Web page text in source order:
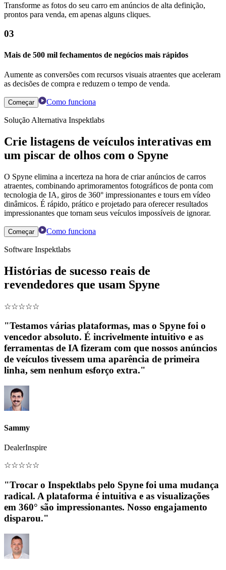
Transforme as fotos do seu carro em anúncios de alta definição,
prontos para venda, em apenas alguns cliques.
03
Mais de 500 mil fechamentos de negócios mais rápidos
Aumente as conversões com recursos visuais atraentes que aceleram
as decisões de compra e reduzem o tempo de venda.
Começar Como funciona
Solução Alternativa Inspektlabs
Crie listagens de veículos interativas em
um piscar de olhos com o Spyne
O Spyne elimina a incerteza na hora de criar anúncios de carros
atraentes, combinando aprimoramentos fotográficos de ponta com
tecnologia de IA, giros de 360° impressionantes e tours em vídeo
dinâmicos. É rápido, prático e projetado para oferecer resultados
impressionantes que tornam seus veículos impossíveis de ignorar.
Começar Como funciona
Software Inspektlabs
Histórias de sucesso reais de
revendedores que usam Spyne
☆☆☆☆☆
"Testamos várias plataformas, mas o Spyne foi o
vencedor absoluto. É incrivelmente intuitivo e as
ferramentas de IA fizeram com que nossos anúncios
de veículos tivessem uma aparência de primeira
linha, sem nenhum esforço extra."
Sammy
DealerInspire
☆☆☆☆☆
"Trocar o Inspektlabs pelo Spyne foi uma mudança
radical. A plataforma é intuitiva e as visualizações
em 360° são impressionantes. Nosso engajamento
disparou."